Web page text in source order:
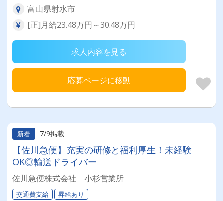
富山県射水市
[正]月給23.48万円～30.48万円
求人内容を見る
応募ページに移動
新着 7/9掲載
【佐川急便】充実の研修と福利厚生！未経験
OK◎輸送ドライバー
佐川急便株式会社 小杉営業所
交通費支給 昇給あり